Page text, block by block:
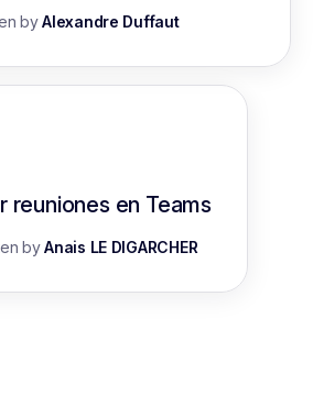
byAlexandre Duffaut
reuniones en Teams
byAnais LE DIGARCHER